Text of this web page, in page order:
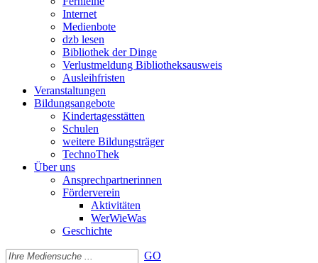
Internet
Medienbote
dzb lesen
Bibliothek der Dinge
Verlustmeldung Bibliotheksausweis
Ausleihfristen
Veranstaltungen
Bildungsangebote
Kindertagesstätten
Schulen
weitere Bildungsträger
TechnoThek
Über uns
Ansprechpartnerinnen
Förderverein
Aktivitäten
WerWieWas
Geschichte
GO